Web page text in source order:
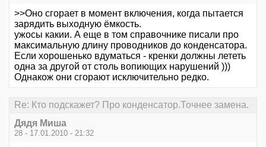
>>Оно сгорает в момент включения, когда пытается
зарядить выходную ёмкость.
ужосы какии. А еще в том справочнике писали про
максимальную длину проводников до конденсатора.
Если хорошенько вдуматься - кренки должны лететь
одна за другой от столь вопиющих нарушений )))
Однакож они сгорают исключительно редко.
Re: Кто подскажет? Про конденсатор.Точнее замена.
Дядя Миша
28 - 17.01.2010 - 21:32